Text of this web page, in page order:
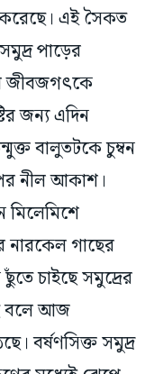
পাড়ের
জীবজগৎকে
জন্য এদিন
বালুতটকে চুম্বন
নীল আকাশ।
গাছের
চাইছে সমুদ্রের
বলে আজ
বর্ষণসিক্ত সমুদ্র
মধ্যেই ঝেপে